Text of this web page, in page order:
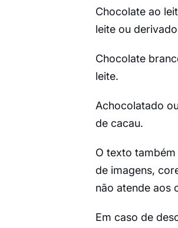
Chocolate ao
leite ou
Chocolate
leite.
Achocolatado
de cacau.
O texto
de imagens,
não atende aos
Em caso de